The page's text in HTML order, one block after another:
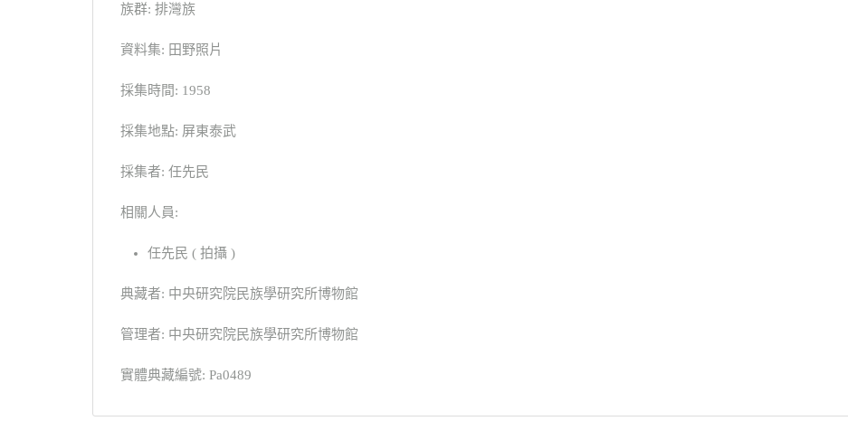
族群: 排灣族
資料集: 田野照片
採集時間: 1958
採集地點: 屏東泰武
採集者: 任先民
相關人員:
任先民 ( 拍攝 )
典藏者: 中央研究院民族學研究所博物館
管理者: 中央研究院民族學研究所博物館
實體典藏編號: Pa0489